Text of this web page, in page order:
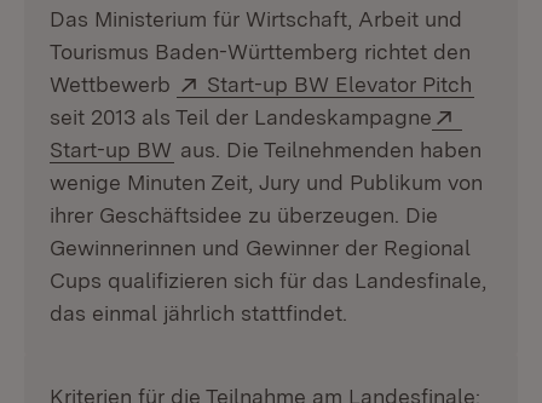
Das Ministerium für Wirtschaft, Arbeit und
Tourismus Baden-Württemberg richtet den
Wettbewerb
Extern:
Start-up BW Elevator Pitch
seit 2013 als Teil der Landeskampagne
Start-up BW (Öffnet in neuem Fenster)
aus. Die Teilnehmenden haben
wenige Minuten Zeit, Jury und Publikum von
ihrer Geschäftsidee zu überzeugen. Die
Gewinnerinnen und Gewinner der Regional
Cups qualifizieren sich für das Landesfinale,
das einmal jährlich stattfindet.
Kriterien für die Teilnahme am Landesfinale: